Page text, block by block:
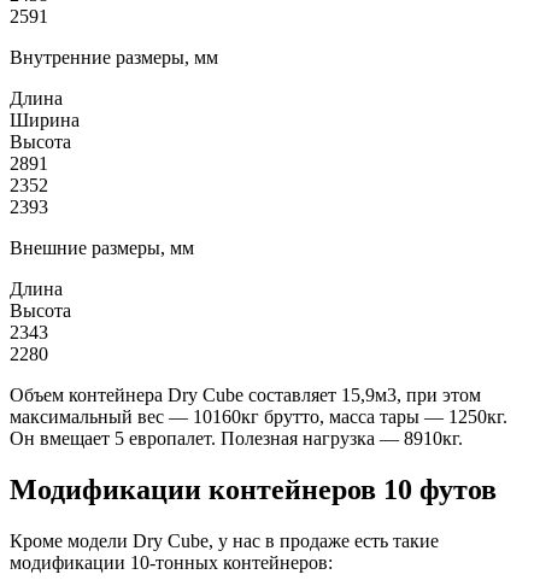
2591
Внутренние размеры, мм
Длина
Ширина
Высота
2891
2352
2393
Внешние размеры, мм
Длина
Высота
2343
2280
Объем контейнера Dry Cube составляет 15,9м3, при этом
максимальный вес — 10160кг брутто, масса тары — 1250кг.
Он вмещает 5 европалет. Полезная нагрузка — 8910кг.
Модификации контейнеров 10 футов
Кроме модели Dry Cube, у нас в продаже есть такие
модификации 10-тонных контейнеров: